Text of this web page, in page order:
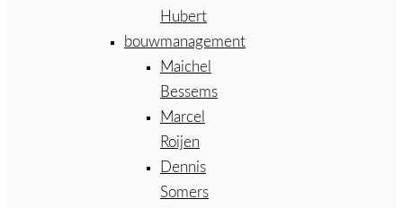
Hubert
bouwmanagement
Maichel
Bessems
Marcel
Roijen
Dennis
Somers